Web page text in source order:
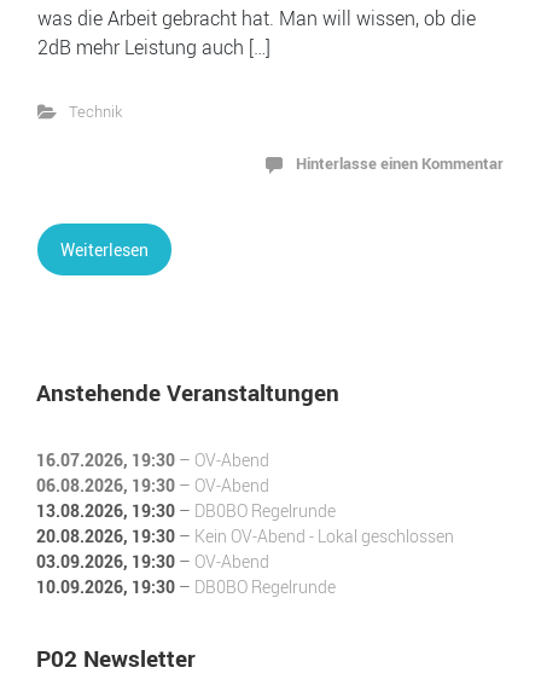
was die Arbeit gebracht hat. Man will wissen, ob die
2dB mehr Leistung auch […]
Technik
Hinterlasse einen Kommentar
Weiterlesen
Anstehende Veranstaltungen
16.07.2026, 19:30 – OV-Abend
06.08.2026, 19:30 – OV-Abend
13.08.2026, 19:30 – DB0BO Regelrunde
20.08.2026, 19:30 – Kein OV-Abend - Lokal geschlossen
03.09.2026, 19:30 – OV-Abend
10.09.2026, 19:30 – DB0BO Regelrunde
P02 Newsletter